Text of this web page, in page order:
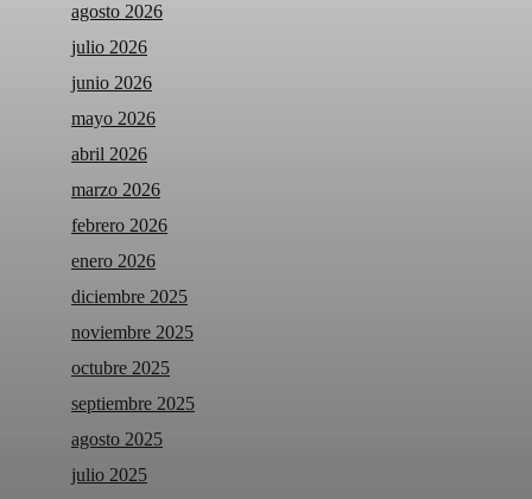
agosto 2026
julio 2026
junio 2026
mayo 2026
abril 2026
marzo 2026
febrero 2026
enero 2026
diciembre 2025
noviembre 2025
octubre 2025
septiembre 2025
agosto 2025
julio 2025